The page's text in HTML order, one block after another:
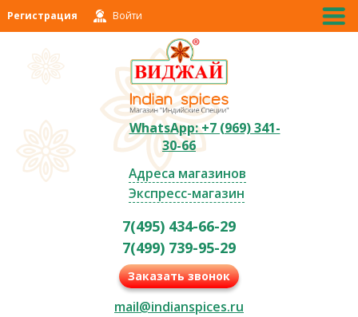
Регистрация Войти
WhatsApp: +7 (969) 341-
30-66
Адреса магазинов
Экспресс-магазин
7(495) 434-66-29
7(499) 739-95-29
Заказать звонок
mail@indianspices.ru